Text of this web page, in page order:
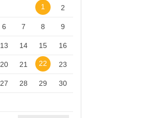
1
2
6 7 8 9
13 14 15 16
20 21 22 23
27 28 29 30